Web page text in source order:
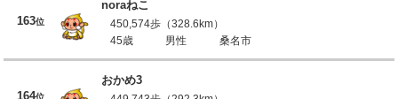
163位
noraねこ
450,574歩（328.6km）
45歳
男性 桑名市
164位
おかめ3